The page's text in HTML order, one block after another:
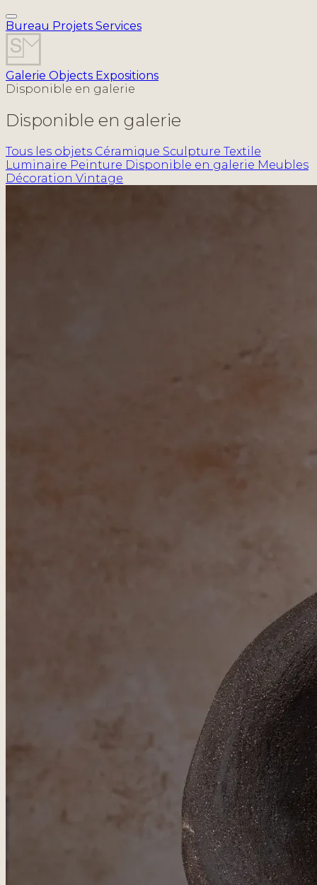
Bureau Projets Services
Galerie Objects Expositions
Disponible en galerie
Disponible en galerie
Tous les objets Céramique Sculpture Textile
Luminaire Peinture Disponible en galerie Meubles
Décoration Vintage